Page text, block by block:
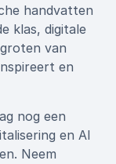
handvatten
klas, digitale
van
en
nog een
en AI
Neem